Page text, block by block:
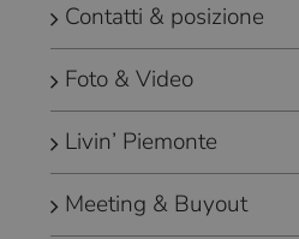
Contatti & posizione
Foto & Video
Livin’ Piemonte
Meeting & Buyout